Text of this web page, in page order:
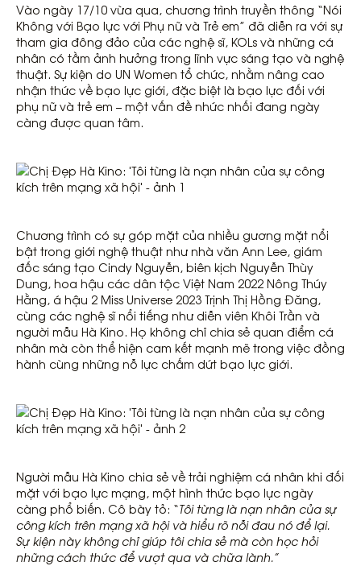
Vào ngày 17/10 vừa qua, chương trình truyền thông “Nói
Không với Bạo lực với Phụ nữ và Trẻ em” đã diễn ra với sự
tham gia đông đảo của các nghệ sĩ, KOLs và những cá
nhân có tầm ảnh hưởng trong lĩnh vực sáng tạo và nghệ
thuật. Sự kiện do UN Women tổ chức, nhằm nâng cao
nhận thức về bạo lực giới, đặc biệt là bạo lực đối với
phụ nữ và trẻ em – một vấn đề nhức nhối đang ngày
càng được quan tâm.
Chương trình có sự góp mặt của nhiều gương mặt nổi
bật trong giới nghệ thuật như nhà văn Ann Lee, giám
đốc sáng tạo Cindy Nguyễn, biên kịch Nguyễn Thùy
Dung, hoa hậu các dân tộc Việt Nam 2022 Nông Thúy
Hằng, á hậu 2 Miss Universe 2023 Trịnh Thị Hồng Đăng,
cùng các nghệ sĩ nổi tiếng như diễn viên Khôi Trần và
người mẫu Hà Kino. Họ không chỉ chia sẻ quan điểm cá
nhân mà còn thể hiện cam kết mạnh mẽ trong việc đồng
hành cùng những nỗ lực chấm dứt bạo lực giới.
Người mẫu Hà Kino chia sẻ về trải nghiệm cá nhân khi đối
mặt với bạo lực mạng, một hình thức bạo lực ngày
càng phổ biến. Cô bày tỏ: “Tôi từng là nạn nhân của sự
công kích trên mạng xã hội và hiểu rõ nỗi đau nó để lại.
Sự kiện này không chỉ giúp tôi chia sẻ mà còn học hỏi
những cách thức để vượt qua và chữa lành.”